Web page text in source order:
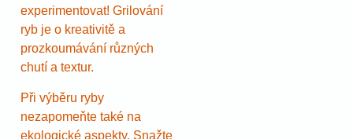
experimentovat! Grilování
ryb je o kreativitě a
prozkoumávání různých
chutí a textur.
Při výběru ryby
nezapomeňte také na
ekologické aspekty. Snažte